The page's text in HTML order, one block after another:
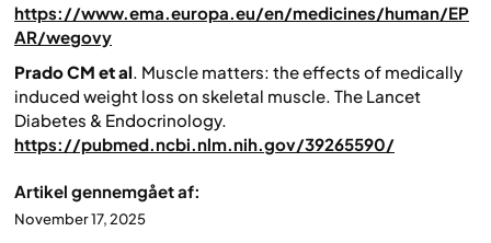
https://www.ema.europa.eu/en/medicines/human/EP
AR/wegovy
Prado CM et al. Muscle matters: the effects of medically
induced weight loss on skeletal muscle. The Lancet
Diabetes & Endocrinology.
https://pubmed.ncbi.nlm.nih.gov/39265590/
Artikel gennemgået af:
November 17, 2025